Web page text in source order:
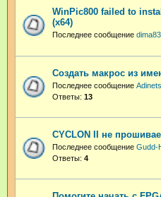
WinPic800 failed to
(x64)
Последнее сообщение dima83
Создать макрос из
Последнее сообщение
Ответы: 13
CYCLON II не
Последнее сообщение Gudd-
Ответы: 4